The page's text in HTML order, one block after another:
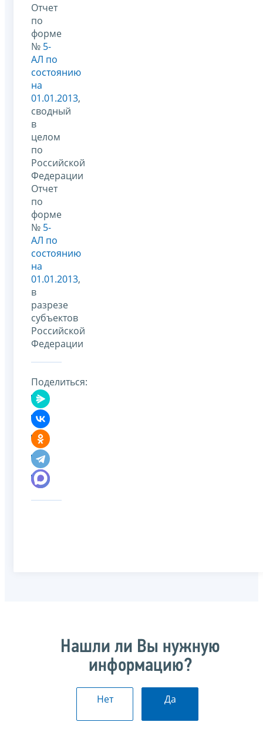
Отчет
по
форме
№ 5-
АЛ по
состоянию
на
01.01.2013,
сводный
в
целом
по
Российской
Федерации
Отчет
по
форме
№ 5-
АЛ по
состоянию
на
01.01.2013,
в
разрезе
субъектов
Российской
Федерации
Поделиться:
Нашли ли Вы нужную
информацию?
Нет Да